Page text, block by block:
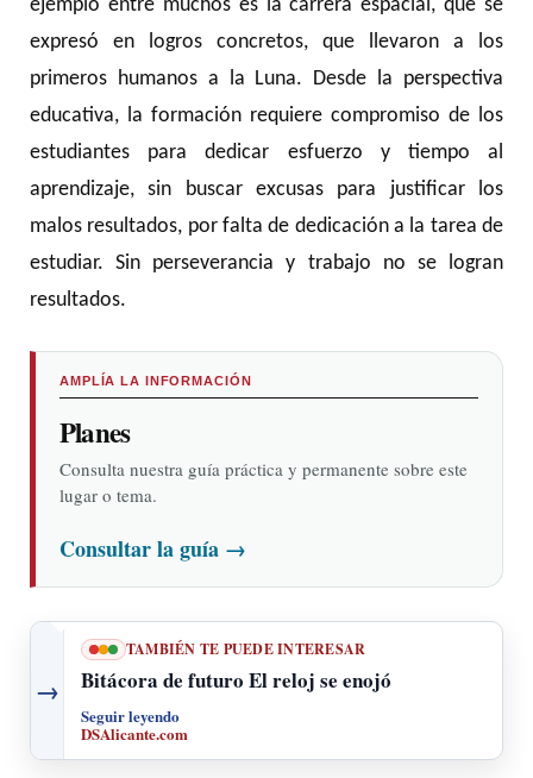
ejemplo entre muchos es la carrera espacial, que se
expresó en logros concretos, que llevaron a los
primeros humanos a la Luna. Desde la perspectiva
educativa, la formación requiere compromiso de los
estudiantes para dedicar esfuerzo y tiempo al
aprendizaje, sin buscar excusas para justificar los
malos resultados, por falta de dedicación a la tarea de
estudiar. Sin perseverancia y trabajo no se logran
resultados.
AMPLÍA LA INFORMACIÓN
Planes
Consulta nuestra guía práctica y permanente sobre este
lugar o tema.
Consultar la guía →
→
TAMBIÉN TE PUEDE INTERESAR
Bitácora de futuro El reloj se enojó
Seguir leyendo
DSAlicante.com